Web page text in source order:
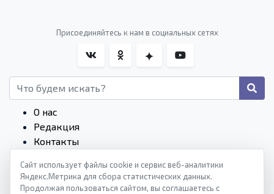
Присоединяйтесь к нам в социальных сетях
О нас
Редакция
Контакты
Пользовательское соглашение
Монетизация сайтов
Сайт использует файлы cookie и сервис веб-аналитики
Яндекс.Метрика для сбора статистических данных.
Продолжая пользоваться сайтом, вы соглашаетесь с